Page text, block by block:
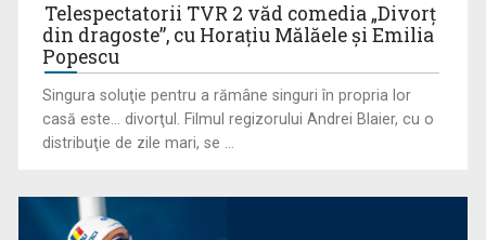
EVENIMENT ESTIVAL - Taberele ARC – Acolo unde începe
Telespectatorii TVR 2 văd comedia „Divorţ
din dragoste”, cu Horaţiu Mălăele şi Emilia
Popescu
Singura soluţie pentru a rămâne singuri în propria lor
casă este... divorţul. Filmul regizorului Andrei Blaier, cu o
distribuţie de zile mari, se ...